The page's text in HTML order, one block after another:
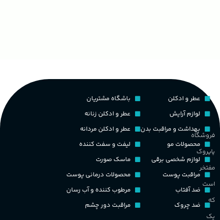
کشور مبدا برند
طبع تلخ
غلظت
اکسترکت دو پرفیوم
گروه بویایی میوه ای
میوه‌ها و مرکبات، وانیل،
فروشگاه
پاپروک
مفتخر
است
که
یک
عطر و ادکلن
لوازم آرایش
بهداشت و مراقبت بدن
محصولات مو
لوازم شخصی برقی
مراقبت پوست
ضد آفتاب
ضد چروک
باشگاه مشتریان
عطر و ادکلن زنانه
عطر و ادکلن مردانه
لیفت و سفت کننده
ماسک صورت
محصولات درمانی پوست
مرطوب کننده و آب رسان
مراقبت دور چشم